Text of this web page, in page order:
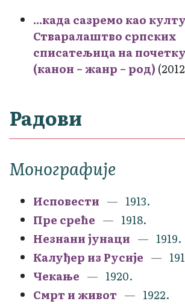
...када сазремо као
Стваралаштво српских
списатељица на
(канон – жанр – род)
Радови
Монографије
Исповести
1913.
Пре среће
1918.
Незнани јунаци
1919.
Калуђер из Русије
Чекање
1920.
Смрт и живот
1922.